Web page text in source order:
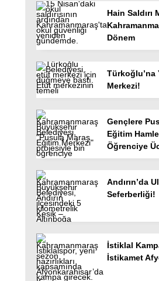
Hain Saldırı
Dönem
Türkoğlu’na
Merkezi!
Gençlere
Eğitim
Öğrenciye
Andırın’da
Seferberliği!
İstiklal
İstikamet